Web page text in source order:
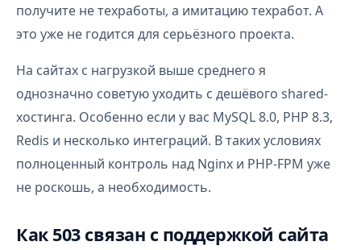
получите не техработы, а имитацию техработ. А
это уже не годится для серьёзного проекта.
На сайтах с нагрузкой выше среднего я
однозначно советую уходить с дешёвого shared-
хостинга. Особенно если у вас MySQL 8.0, PHP 8.3,
Redis и несколько интеграций. В таких условиях
полноценный контроль над Nginx и PHP-FPM уже
не роскошь, а необходимость.
Как 503 связан с поддержкой сайта